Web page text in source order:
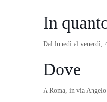
In
Dal lunedì al venerdì,
Dove
A Roma, in via